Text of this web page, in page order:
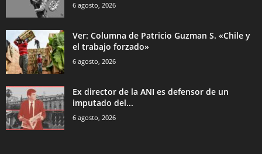
6 agosto, 2026
Ver: Columna de Patricio Guzman S. «Chile y
el trabajo forzado»
6 agosto, 2026
Ex director de la ANI es defensor de un
imputado del...
6 agosto, 2026